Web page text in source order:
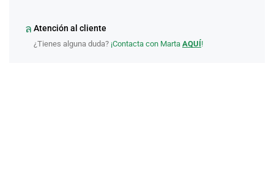
Atención al cliente
¿Tienes alguna duda? ¡Contacta con Marta AQUÍ!